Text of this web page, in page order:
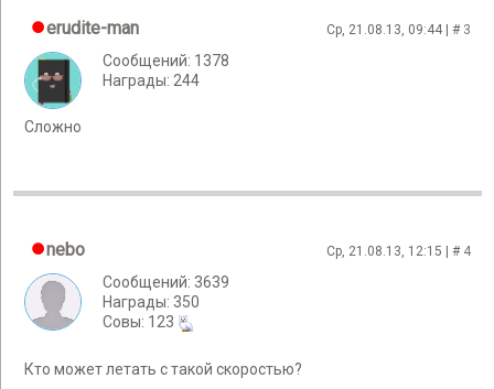
erudite-man Ср, 21.08.13, 09:44 | # 3
Сообщений: 1378
Награды: 244
Сложно
nebo Ср, 21.08.13, 12:15 | # 4
Сообщений: 3639
Награды: 350
Cовы: 123
Кто может летать с такой скоростью?